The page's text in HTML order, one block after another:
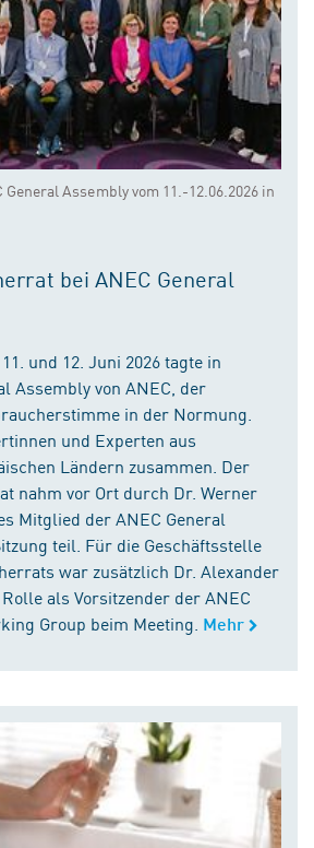
Assembly vom 11.-12.06.2026 in
bei ANEC General
und 12. Juni 2026 tagte in
Assembly von ANEC, der
in der Normung.
und Experten aus
Ländern zusammen. Der
nahm vor Ort durch Dr. Werner
Mitglied der ANEC General
teil. Für die Geschäftsstelle
war zusätzlich Dr. Alexander
als Vorsitzender der ANEC
Group beim Meeting. Mehr